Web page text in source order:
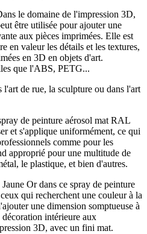
le domaine de l'impression 3D,
être utilisée pour ajouter une
aux pièces imprimées. Elle est
en valeur les détails et les textures,
en 3D en objets d'art.
que l'ABS, PETG...
de rue, la sculpture ou dans l'art
de peinture aérosol mat RAL
et s'applique uniformément, ce qui
comme pour les
approprié pour une multitude de
le plastique, et bien d'autres.
Or dans ce spray de peinture
qui recherchent une couleur à la
une dimension somptueuse à
intérieure aux
3D, avec un fini mat.